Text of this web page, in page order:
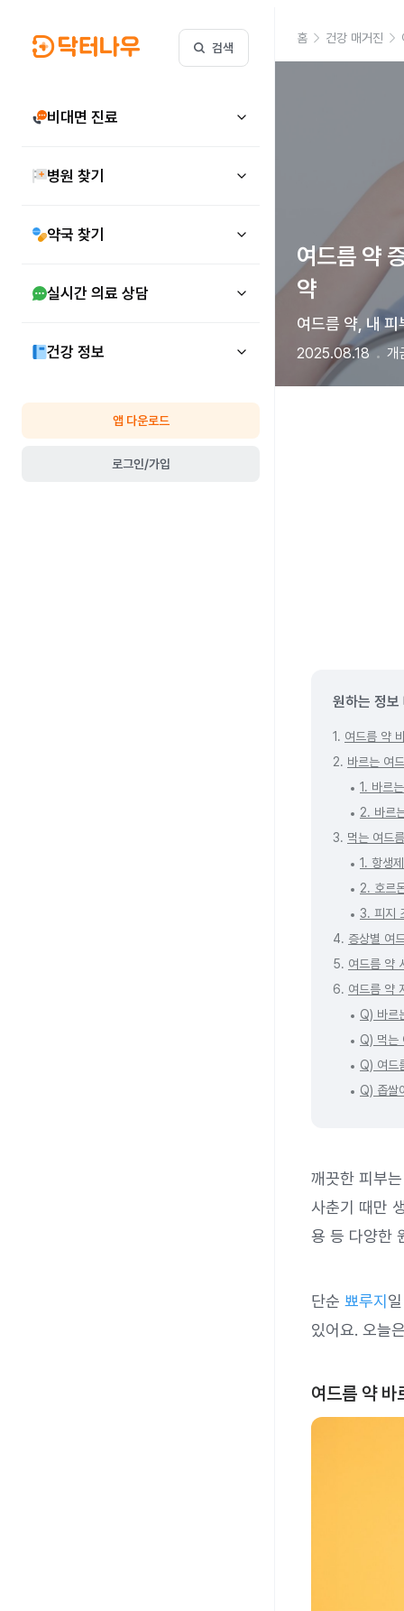
검색
비대면 진료
병원 찾기
약국 찾기
실시간 의료 상담
건강 정보
앱 다운로드
로그인/가입
홈 건강 매거진
여드름 약
약
여드름 약, 내
2025.08.18 개
원하는 정보
1. 여드름 약
2. 바르는 여
1. 바르
2. 바르
3. 먹는 여드
1. 항생제
2. 호르
3. 피지
4. 증상별 여
5. 여드름 약
6. 여드름 약
Q) 바르
Q) 먹는
Q) 여드
Q) 좁쌀
깨끗한 피부
사춘기 때만
용 등 다양한
단순 뾰루지
있어요. 오늘
여드름 약